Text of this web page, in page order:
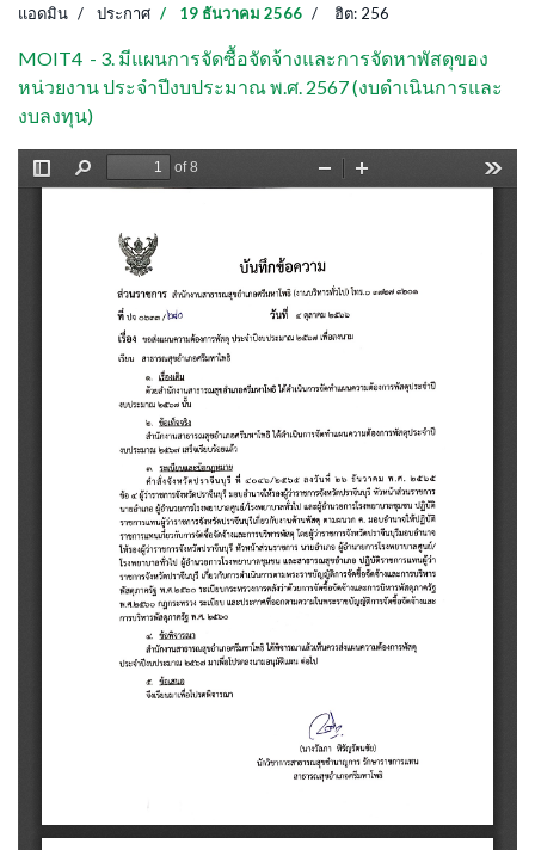
แอดมิน ประกาศ 19 ธันวาคม 2566 ฮิต: 256
MOIT4 - 3. มีแผนการจัดซื้อจัดจ้างและการจัดหาพัสดุของ
หน่วยงาน ประจำปีงบประมาณ พ.ศ. 2567 (งบดำเนินการและ
งบลงทุน)